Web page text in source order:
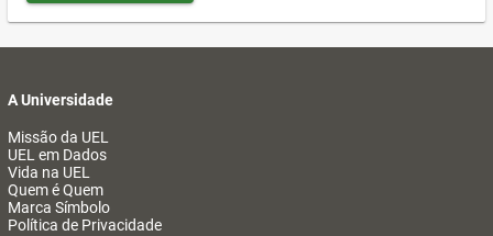
A Universidade
Missão da UEL
UEL em Dados
Vida na UEL
Quem é Quem
Marca Símbolo
Política de Privacidade